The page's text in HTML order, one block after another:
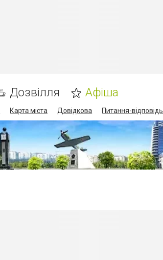
Дозвілля Афіша
Карта міста Довідкова Питання-відповідь